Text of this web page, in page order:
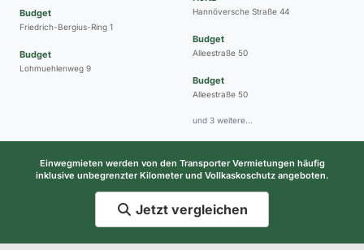
Budget
Friedrich-Bergius-Ring 1
Budget
Lohmuehlenweg 9
Hannöversche Straße 44
Budget
Alleestraße 50
Budget
Alleestraße 50
und 3 weitere…
Einwegmieten werden von den Transporter Vermietungen häufig
inklusive unbegrenzter Kilometer und Vollkaskoschutz angeboten.
Jetzt vergleichen